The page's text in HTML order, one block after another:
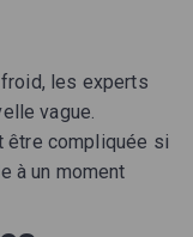
les experts
vague.
être compliquée si
à un moment